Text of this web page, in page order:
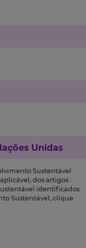
Unidas
Sustentável
dos artigos
identificados
Sustentável, clique